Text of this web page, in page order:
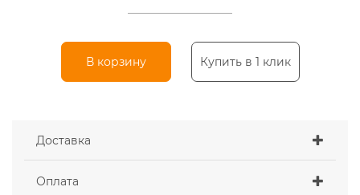
В корзину Купить в 1 клик
Доставка
Оплата